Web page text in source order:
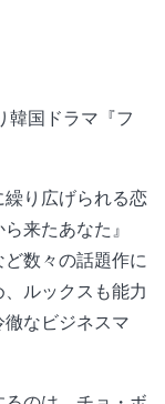
韓国ドラマ『フ
繰り広げられる恋
来たあなた』
ど数々の話題作に
ルックスも能力
なビジネスマ